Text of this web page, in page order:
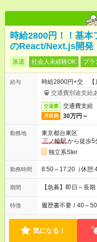
時給2800円！！基本
のReact/Next.js開発
派遣 社会人未経験OK ブラ
給与
時給2800円+交 【
交通費別途支給
交通費 交通費支給
月収例 30万円～
勤務地
東京都台東区
三ノ輪駅から徒歩5
独立系SIer
勤務時間 8:50～17:20（休
期間 【急募】即日～長
特徴 履歴書不要 / 40～
気になる！